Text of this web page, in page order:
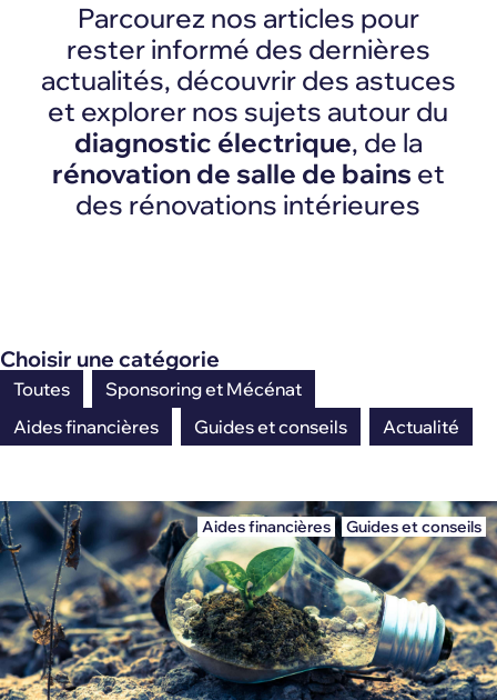
Parcourez nos articles pour
rester informé des dernières
actualités, découvrir des astuces
et explorer nos sujets autour du
diagnostic électrique, de la
rénovation de salle de bains et
des rénovations intérieures
Choisir une catégorie
Toutes
Sponsoring et Mécénat
Aides financières
Guides et conseils Actualité
Aides financières , Guides et conseils